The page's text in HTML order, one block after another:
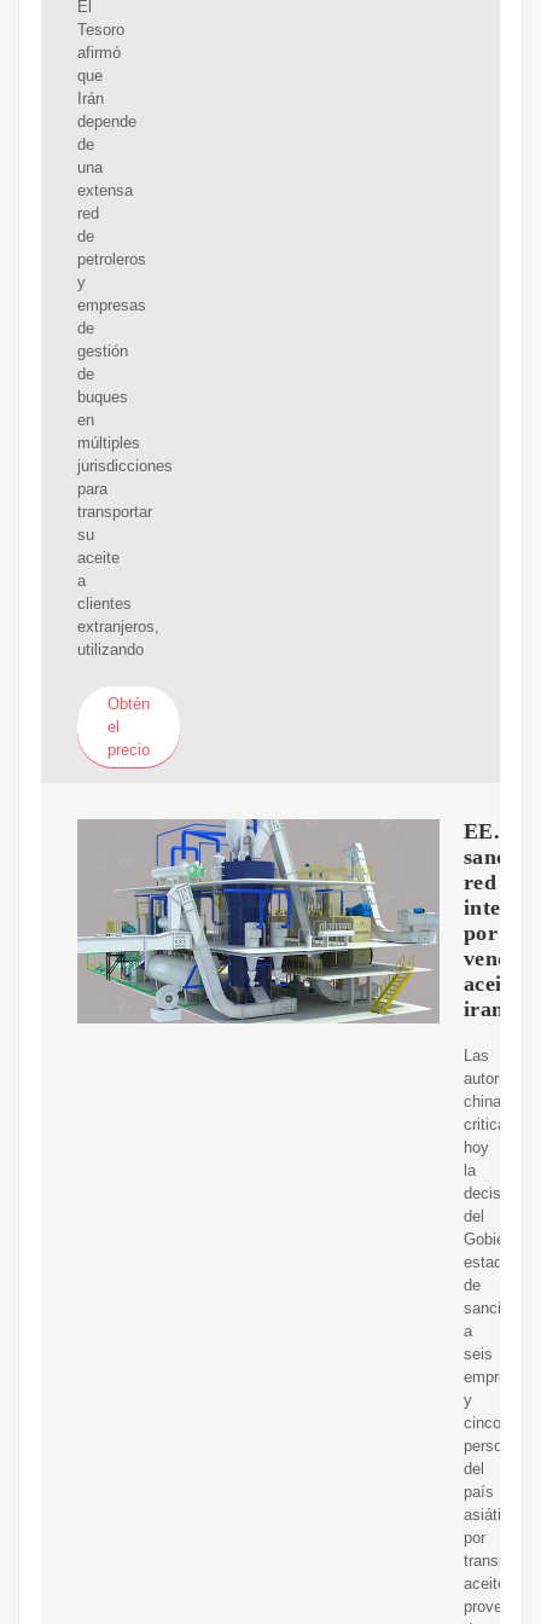
El
Tesoro
afirmó
que
Irán
depende
de
una
extensa
red
de
petroleros
y
empresas
de
gestión
de
buques
en
múltiples
jurisdicciones
para
transportar
su
aceite
a
clientes
extranjeros,
utilizando
Obtén
el
precio
EE.UU.
red
por
vender
aceite
iraní
Las
chinas
criticaron
hoy
la
decisión
del
Gobierno
de
sancionar
a
seis
empresas
y
cinco
personas
del
país
asiático
por
transportar
aceite